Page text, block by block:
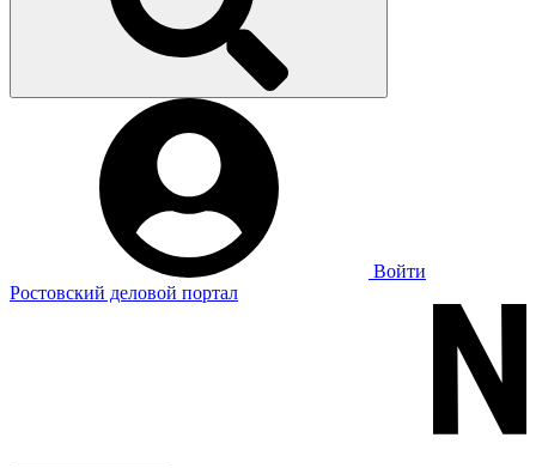
Войти
Ростовский деловой портал